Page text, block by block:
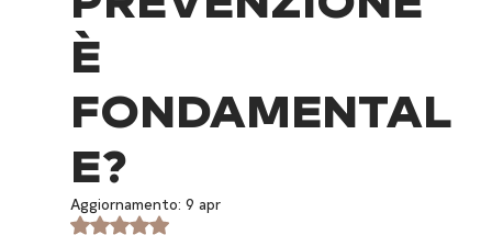
È
FONDAMENTAL
E?
Aggiornamento:9 apr
Valutazione NaN stelle su 5.